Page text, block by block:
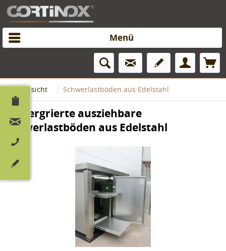
Menü
Übersicht Schwerlastböden aus Edelstahl
2 intergrierte ausziehbare
Schwerlastböden aus Edelstahl